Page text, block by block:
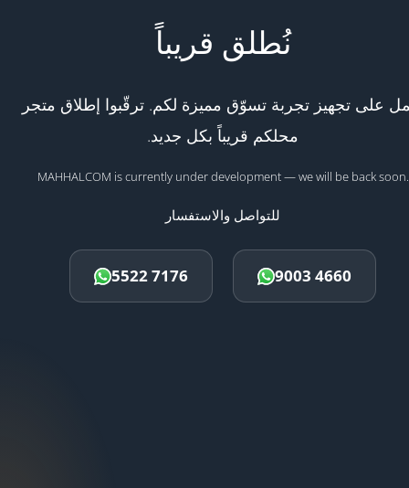
نُطلق قريباً
على تجهيز تجربة تسوّق مميزة لكم. ترقّبوا إطلاق متجر
محلكم قريباً بكل جديد.
MAHHALCOM is currently under development — we will be back soon.
للتواصل والاستفسار
5522 7176 9003 4660